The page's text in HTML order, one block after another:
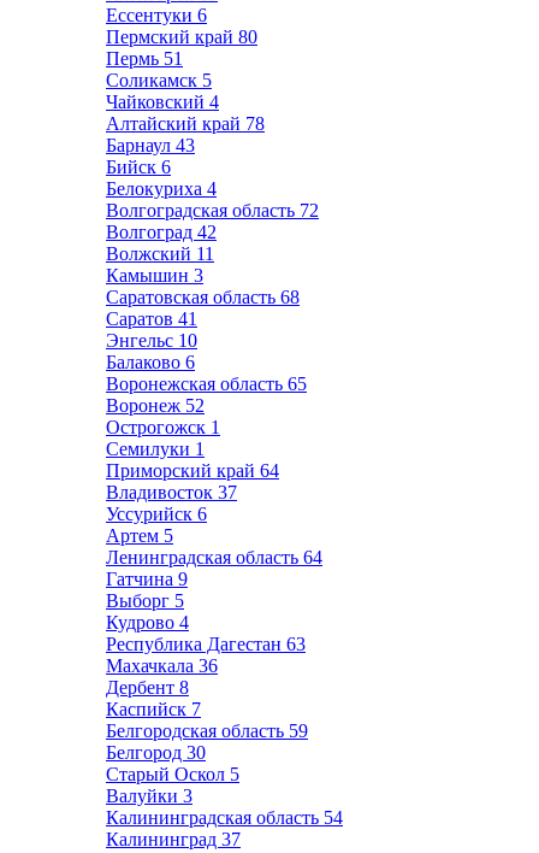
Ессентуки 6
Пермский край 80
Пермь 51
Соликамск 5
Чайковский 4
Алтайский край 78
Барнаул 43
Бийск 6
Белокуриха 4
Волгоградская область 72
Волгоград 42
Волжский 11
Камышин 3
Саратовская область 68
Саратов 41
Энгельс 10
Балаково 6
Воронежская область 65
Воронеж 52
Острогожск 1
Семилуки 1
Приморский край 64
Владивосток 37
Уссурийск 6
Артем 5
Ленинградская область 64
Гатчина 9
Выборг 5
Кудрово 4
Республика Дагестан 63
Махачкала 36
Дербент 8
Каспийск 7
Белгородская область 59
Белгород 30
Старый Оскол 5
Валуйки 3
Калининградская область 54
Калининград 37